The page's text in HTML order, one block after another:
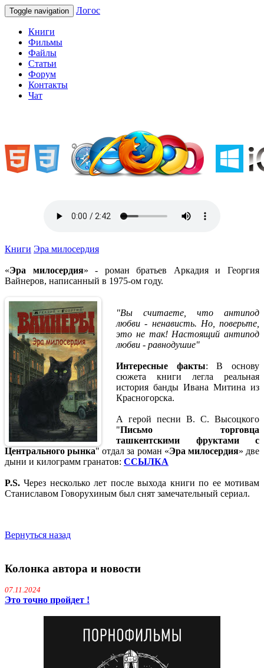
Toggle navigation Логос
Книги
Фильмы
Файлы
Статьи
Форум
Контакты
Чат
Книги Эра милосердия
«Эра милосердия» - роман братьев Аркадия и Георгия
Вайнеров, написанный в 1975-ом году.
"Вы считаете, что антипод
любви - ненависть. Но, поверьте,
это не так! Настоящий антипод
любви - равнодушие"
Интересные факты: В основу
сюжета книги легла реальная
история банды Ивана Митина из
Красногорска.
А герой песни В. С. Высоцкого
"Письмо торговца
ташкентскими фруктами с
Центрального рынка" отдал за роман «Эра милосердия» две
дыни и килограмм гранатов: ССЫЛКА
P.S. Через несколько лет после выхода книги по ее мотивам
Станиславом Говорухиным был снят замечательный сериал.
Вернуться назад
Колонка автора и новости
07.11.2024
Это точно пройдет !